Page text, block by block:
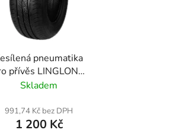
pneumatika
přívěs LINGLONG
R701 195/50 R13C
Skladem
991,74 Kč bez DPH
1 200 Kč